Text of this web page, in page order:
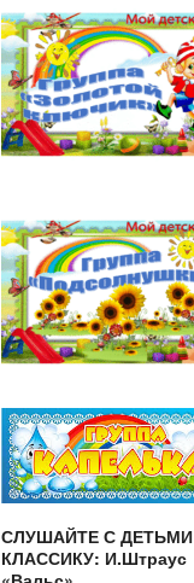
СЛУШАЙТЕ С ДЕТЬМИ
КЛАССИКУ: И.Штраус